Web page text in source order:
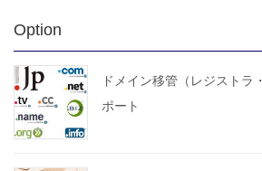
Option
ドメイン移管（レジストラ
ポート